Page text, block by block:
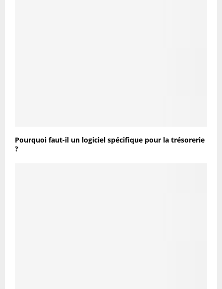
Pourquoi faut-il un logiciel spécifique pour la trésorerie
?